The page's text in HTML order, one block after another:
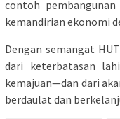
contoh
kemandirian ekonomi
Dengan semangat
dari keterbatasan
kemajuan—dan dari
berdaulat dan